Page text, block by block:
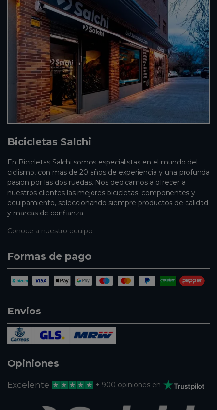
Bicicletas Salchi
En Bicicletas Salchi somos especialistas en el mundo del
ciclismo, con más de 20 años de experiencia y una profunda
pasión por las dos ruedas. Nos dedicamos a ofrecer a
nuestros clientes las mejores bicicletas, componentes y
equipamiento, seleccionando siempre productos de calidad
y marcas de confianza.
Conoce a nuestro equipo
Formas de pago
Envios
Opiniones
Excelente + 900 opiniones en